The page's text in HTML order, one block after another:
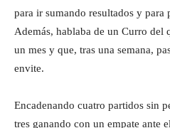
para ir sumando resultados y para
Además, hablaba de un Curro del
un mes y que, tras una semana,
envite.
Encadenando cuatro partidos sin
tres ganando con un empate ante